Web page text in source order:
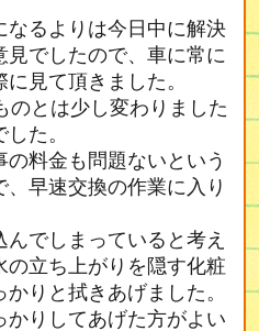
なるよりは今日中に解決
見でしたので、車に常に
見て頂きました。
のとは少し変わりました
た。
料金も問題ないという
早速交換の作業に入り
でしまっていると考え
の立ち上がりを隠す化粧
りと拭きあげました。
かりしてあげた方がよい